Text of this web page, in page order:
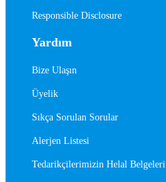
Responsible Disclosure
Yardım
Bize Ulaşın
Üyelik
Sıkça Sorulan Sorular
Alerjen Listesi
Tedarikçilerimizin Helal Belgeleri